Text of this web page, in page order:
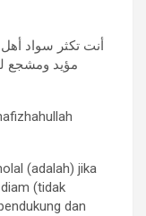
أنت تكثر سواد
مؤيد ومشجع
(adalah) jika
(tidak
dan